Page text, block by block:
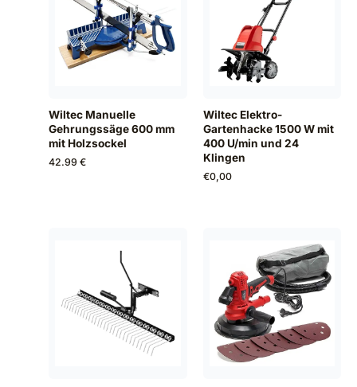
Wiltec Manuelle
Gehrungssäge 600 mm
mit Holzsockel
42.99 €
Wiltec Elektro-
Gartenhacke 1500 W mit
400 U/min und 24
Klingen
€0,00